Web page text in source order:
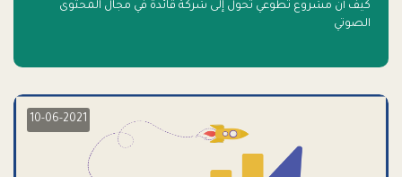
كيف أن مشروع تطوعي تحول إلى شركة قائدة في مجال المحتوى
الصوتي
10-06-2021